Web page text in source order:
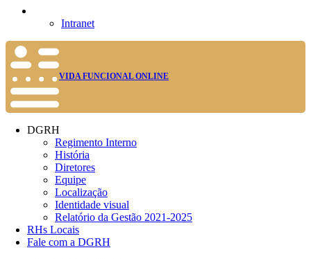
Intranet
VIDA FUNCIONAL ONLINE
DGRH
Regimento Interno
História
Diretores
Equipe
Localização
Identidade visual
Relatório da Gestão 2021-2025
RHs Locais
Fale com a DGRH